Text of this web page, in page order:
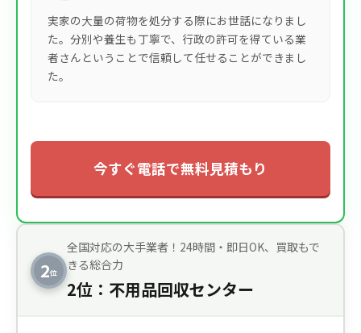
実家の大量の荷物を処分する際にお世話になりまし
た。分別や養生も丁寧で、行政の許可を得ている業
者さんということで信頼して任せることができまし
た。
今すぐ電話で無料見積もり
2位
全国対応の大手業者！24時間・即日OK、買取もで
きる総合力
2位：不用品回収センター